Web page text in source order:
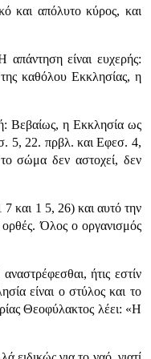
και απόλυτο κύρος, και
απάντηση είναι ευχερής:
καθόλου Εκκλησίας, η
Βεβαίως, η Εκκλησία ως
5, 22. πρβλ. και Εφεσ. 4,
σώμα δεν αστοχεί, δεν
και 1 5, 26) και αυτό την
ορθές. Όλος ο οργανισμός
ήτις εστίν
είναι ο στύλος και το
Θεοφύλακτος λέει: «Η